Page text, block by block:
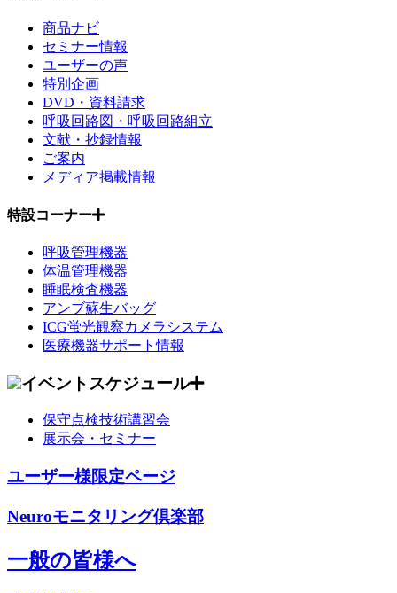
商品ナビ
セミナー情報
ユーザーの声
特別企画
DVD・資料請求
呼吸回路図・呼吸回路組立
文献・抄録情報
ご案内
メディア掲載情報
特設コーナー
呼吸管理機器
体温管理機器
睡眠検査機器
アンブ蘇生バッグ
ICG蛍光観察カメラシステム
医療機器サポート情報
イベントスケジュール
保守点検技術講習会
展示会・セミナー
ユーザー様限定ページ
Neuroモニタリング倶楽部
一般の皆様へ